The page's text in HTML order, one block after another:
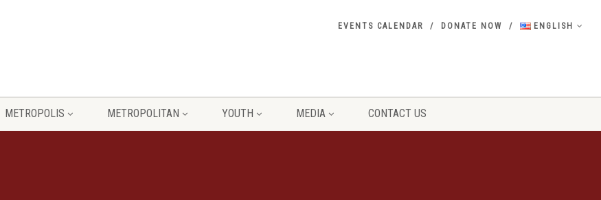
EVENTS CALENDAR DONATE NOW ENGLISH
METROPOLIS METROPOLITAN YOUTH MEDIA CONTACT US